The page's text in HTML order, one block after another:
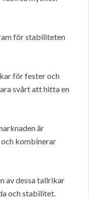
för stabiliteten
för fester och
svårt att hitta en
är
kombinerar
av dessa tallrikar
och stabilitet.